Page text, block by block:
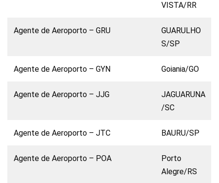
VISTA/RR
Agente de Aeroporto – GRU
GUARULHO
S/SP
Agente de Aeroporto – GYN Goiania/GO
Agente de Aeroporto – JJG
JAGUARUNA
/SC
Agente de Aeroporto – JTC BAURU/SP
Agente de Aeroporto – POA
Porto
Alegre/RS